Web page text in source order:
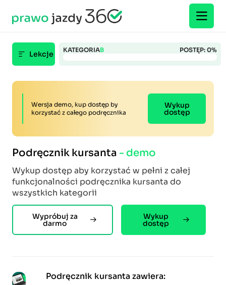
Lekcje KATEGORIAB POSTĘP: 0%
Wersja demo, kup dostęp by
korzystać z całego podręcznika
Wykup
dostęp
Podręcznik kursanta - demo
Wykup dostęp aby korzystać w pełni z całej
funkcjonalności podręcznika kursanta do
wszystkich kategorii
Wypróbuj za
darmo
Wykup
dostęp
Podręcznik kursanta zawiera: